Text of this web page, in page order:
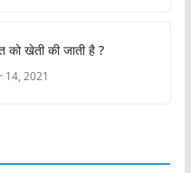
को खेती की जाती है ?
14, 2021